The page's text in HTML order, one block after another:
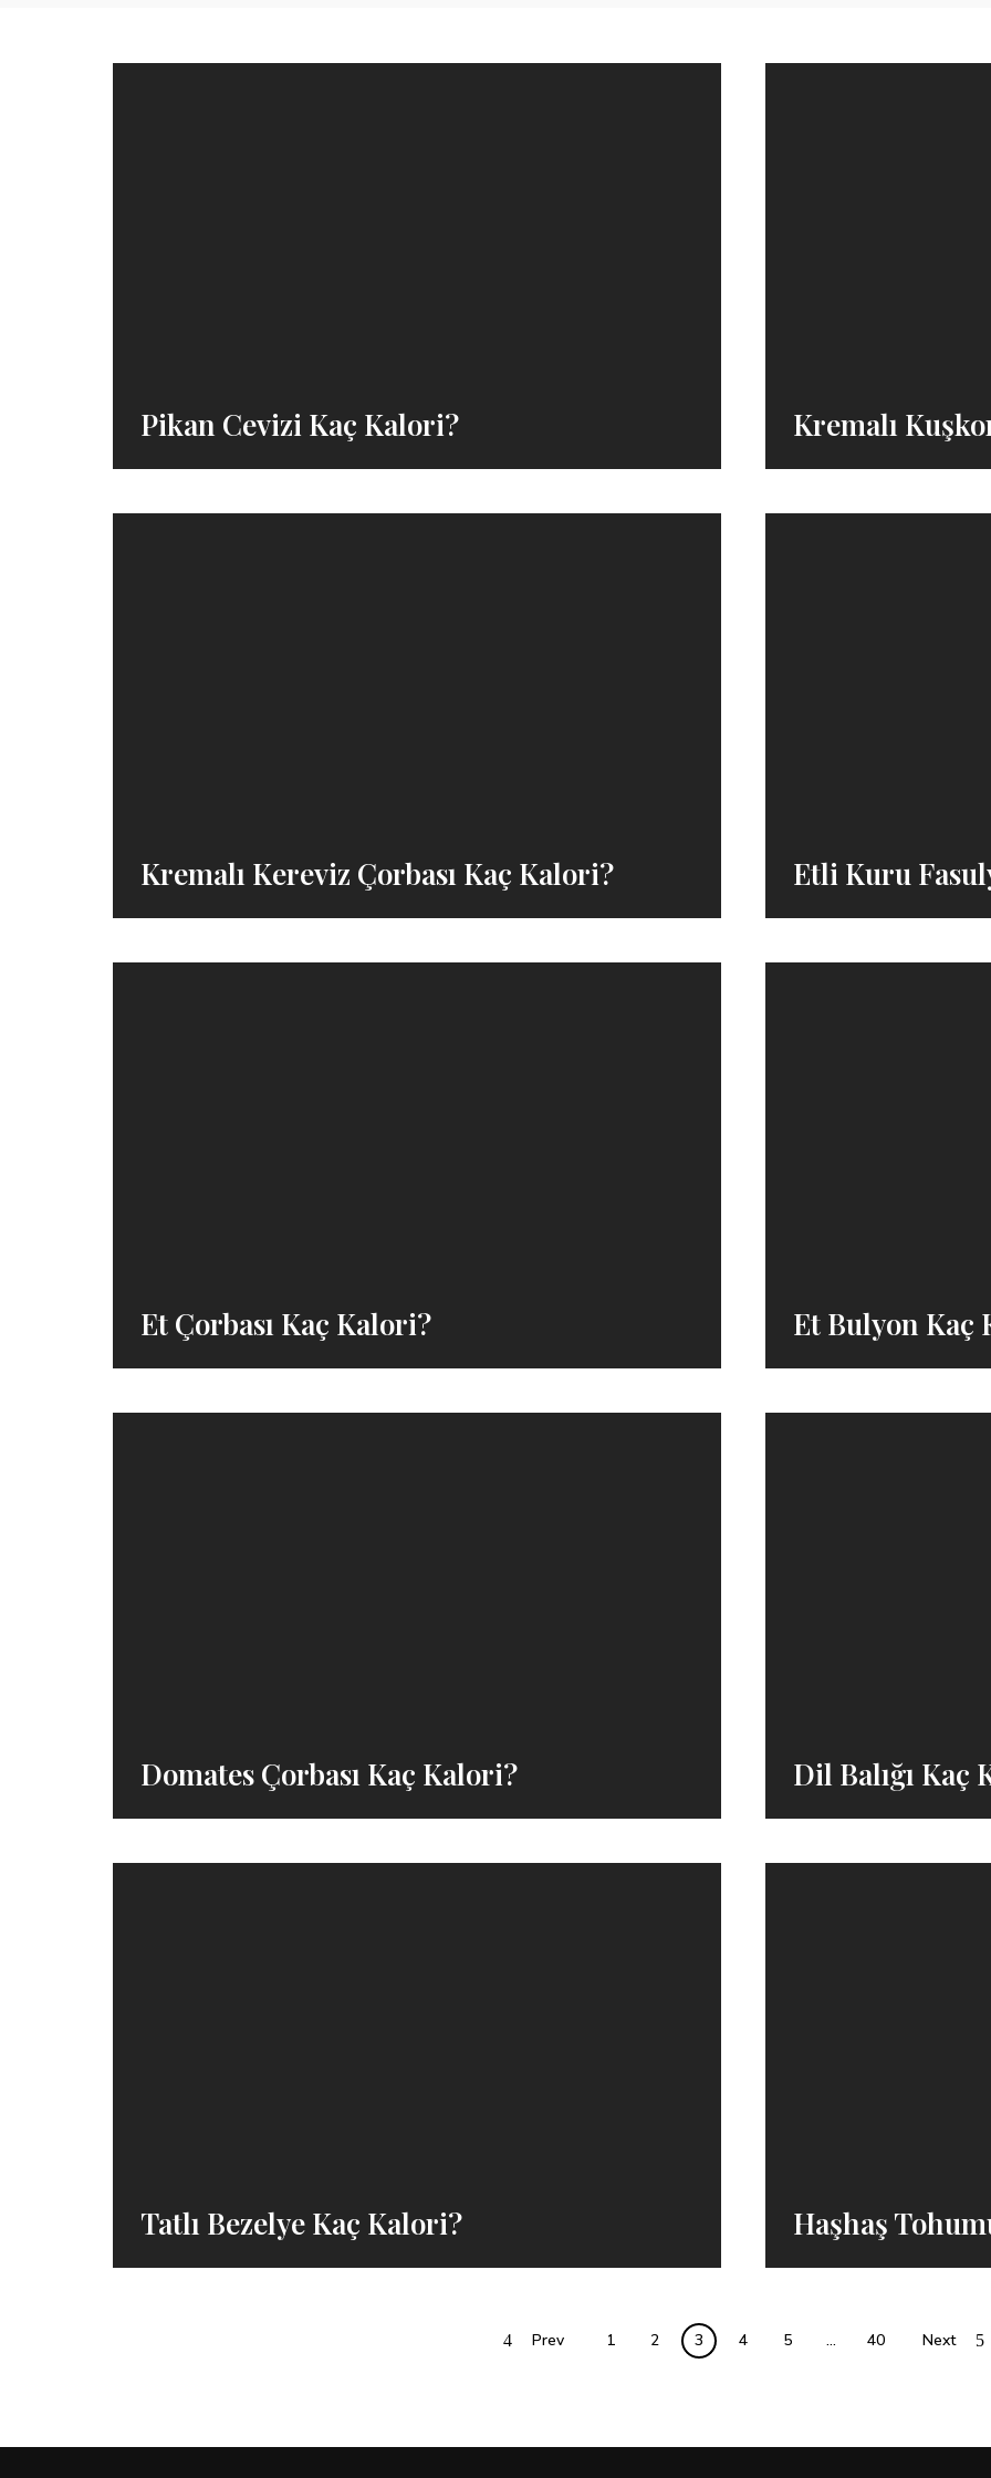
Pikan Cevizi Kaç Kalori? Kremalı
Kremalı Kereviz Çorbası Kaç Kalori? Etli Kuru
Et Çorbası Kaç Kalori? Et Bulyon Kaç
Domates Çorbası Kaç Kalori? Dil Balığı Kaç
Tatlı Bezelye Kaç Kalori? Haşhaş
Prev 1 2 3 4 5 … 40 Next